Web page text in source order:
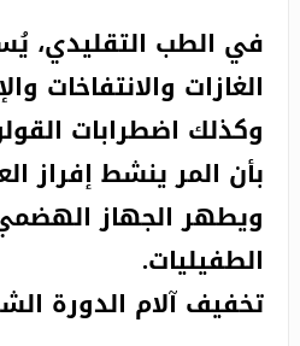
في الطب التقليدي،
الغازات والانتفاخات
وكذلك اضطرابات
بأن المر ينشط إفراز
ويطهر الجهاز
الطفيليات.
تخفيف آلام الدورة